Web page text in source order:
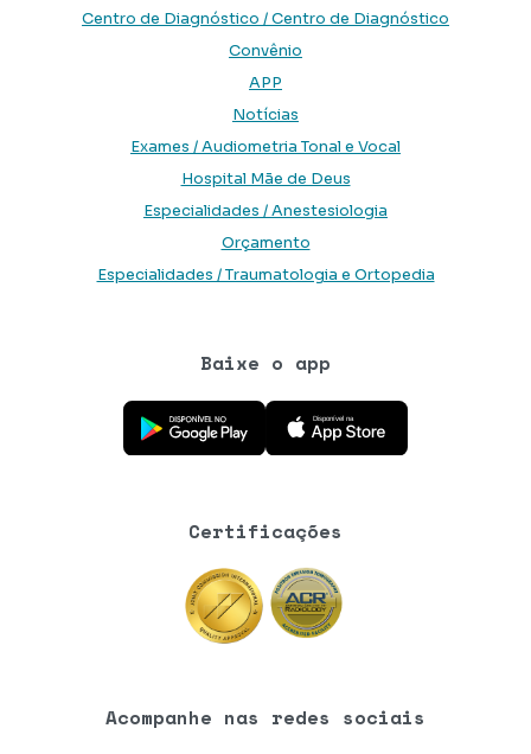
Centro de Diagnóstico / Centro de Diagnóstico
Convênio
APP
Notícias
Exames / Audiometria Tonal e Vocal
Hospital Mãe de Deus
Especialidades / Anestesiologia
Orçamento
Especialidades / Traumatologia e Ortopedia
Baixe o app
Baixe o aplicativo na Google Play Store
Baixe o aplicativo na App Store
Certificações
Acompanhe nas redes sociais